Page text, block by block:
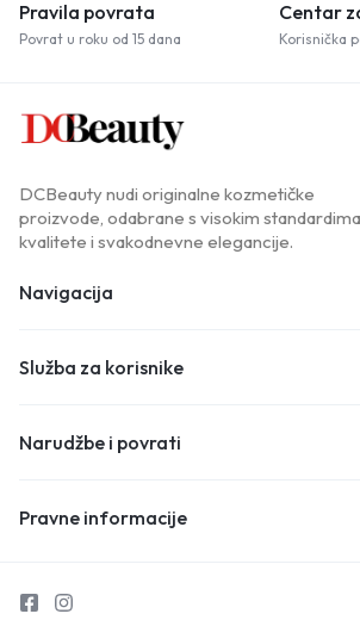
Pravila povrata
Povrat u roku od 15 dana
Centar
Korisnička
DCBeauty nudi originalne kozmetičke
proizvode, odabrane s visokim standardima
kvalitete i svakodnevne elegancije.
Navigacija
Služba za korisnike
Narudžbe i povrati
Pravne informacije